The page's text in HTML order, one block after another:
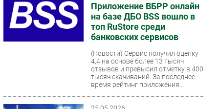
Регулирование
Финансы
Гаджеты
Приложение ВБРР онлайн
на базе ДБО BSS вошло в
топ RuStore среди
банковских сервисов
(Новости) Сервис получил оценку
4,4 на основе более 13 тысяч
отзывов и превысил отметку в 400
тысяч скачиваний. За последнее
время рейтинг приложения...